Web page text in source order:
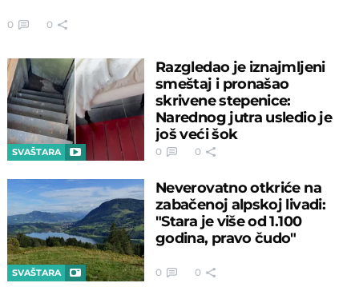
0 0
SVAŠTARA
Razgledao je iznajmljeni
smeštaj i pronašao
skrivene stepenice:
Narednog jutra usledio je
još veći šok
0 0
SVAŠTARA
Neverovatno otkriće na
zabačenoj alpskoj livadi:
"Stara je više od 1.100
godina, pravo čudo"
0 0